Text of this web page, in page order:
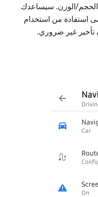
الحجم/الوزن. سيساعدك
استفادة من استخدام